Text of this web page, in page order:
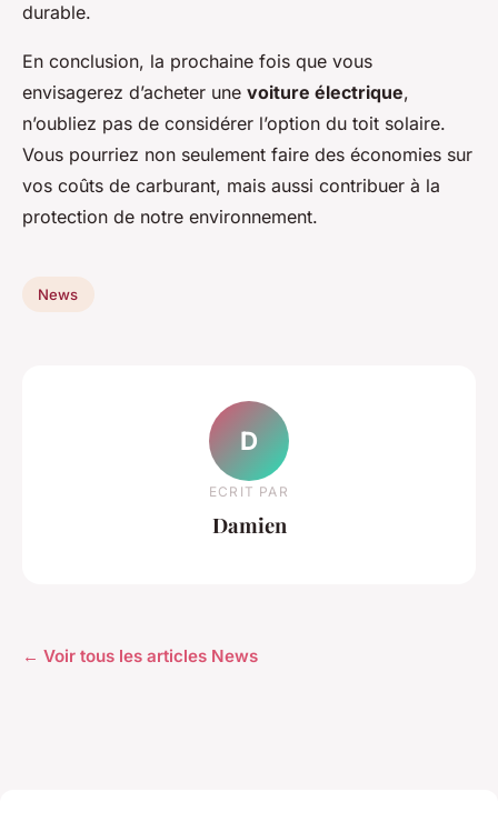
durable.
En conclusion, la prochaine fois que vous
envisagerez d’acheter une voiture électrique,
n’oubliez pas de considérer l’option du toit solaire.
Vous pourriez non seulement faire des économies sur
vos coûts de carburant, mais aussi contribuer à la
protection de notre environnement.
News
D
ECRIT PAR
Damien
← Voir tous les articles News